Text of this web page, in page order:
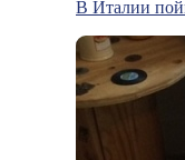
В Италии